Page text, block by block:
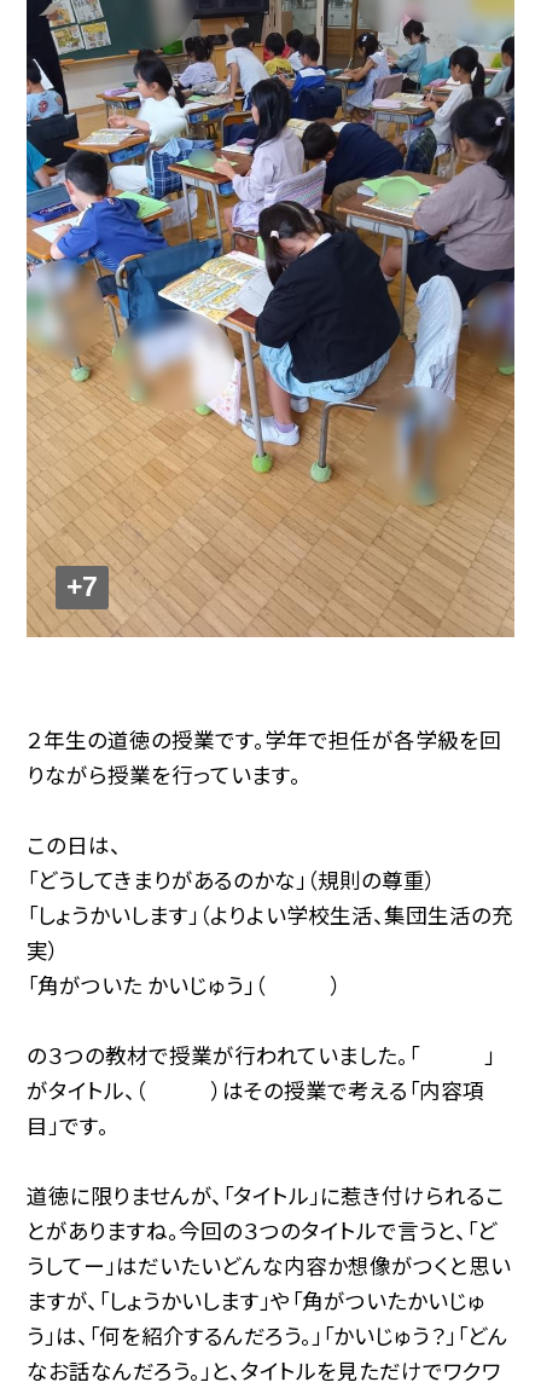
+7
２年生の道徳の授業です。学年で担任が各学級を回
りながら授業を行っています。
この日は、
「どうしてきまりがあるのかな」（規則の尊重）
「しょうかいします」（よりよい学校生活、集団生活の充
実）
「角がついた かいじゅう」（ ）
の３つの教材で授業が行われていました。「 」
がタイトル、（ ）はその授業で考える「内容項
目」です。
道徳に限りませんが、「タイトル」に惹き付けられるこ
とがありますね。今回の３つのタイトルで言うと、「ど
うしてー」はだいたいどんな内容か想像がつくと思い
ますが、「しょうかいします」や「角がついたかいじゅ
う」は、「何を紹介するんだろう。」「かいじゅう？」「どん
なお話なんだろう。」と、タイトルを見ただけでワクワ